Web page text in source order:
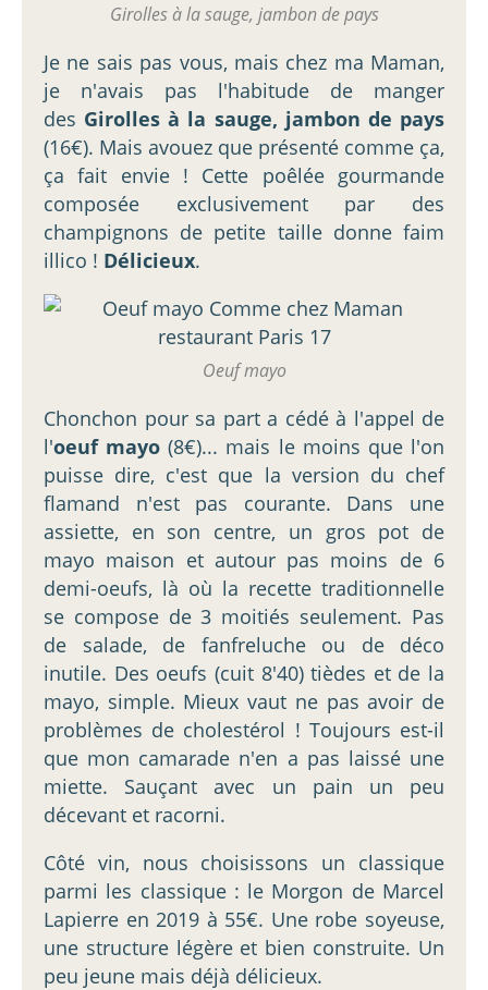
Girolles à la sauge, jambon de pays
Je ne sais pas vous, mais chez ma Maman,
je n'avais pas l'habitude de manger
des Girolles à la sauge, jambon de pays
(16€). Mais avouez que présenté comme ça,
ça fait envie ! Cette poêlée gourmande
composée exclusivement par des
champignons de petite taille donne faim
illico ! Délicieux.
Oeuf mayo
Chonchon pour sa part a cédé à l'appel de
l'oeuf mayo (8€)... mais le moins que l'on
puisse dire, c'est que la version du chef
flamand n'est pas courante. Dans une
assiette, en son centre, un gros pot de
mayo maison et autour pas moins de 6
demi-oeufs, là où la recette traditionnelle
se compose de 3 moitiés seulement. Pas
de salade, de fanfreluche ou de déco
inutile. Des oeufs (cuit 8'40) tièdes et de la
mayo, simple. Mieux vaut ne pas avoir de
problèmes de cholestérol ! Toujours est-il
que mon camarade n'en a pas laissé une
miette. Sauçant avec un pain un peu
décevant et racorni.
Côté vin, nous choisissons un classique
parmi les classique : le Morgon de Marcel
Lapierre en 2019 à 55€. Une robe soyeuse,
une structure légère et bien construite. Un
peu jeune mais déjà délicieux.